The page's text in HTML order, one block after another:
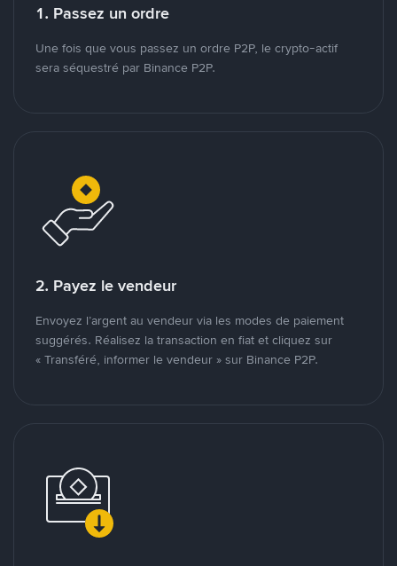
1. Passez un ordre
Une fois que vous passez un ordre P2P, le crypto-actif
sera séquestré par Binance P2P.
2. Payez le vendeur
Envoyez l’argent au vendeur via les modes de paiement
suggérés. Réalisez la transaction en fiat et cliquez sur
« Transféré, informer le vendeur » sur Binance P2P.